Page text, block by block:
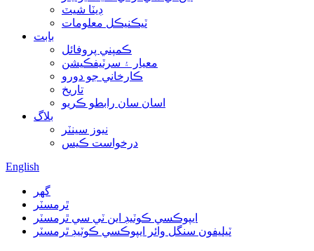
ڊيٽا شيٽ
ٽيڪنيڪل معلومات
بابت
ڪمپني پروفائل
معيار ۽ سرٽيفڪيشن
ڪارخاني جو دورو
تاريخ
اسان سان رابطو ڪريو
بلاگ
نيوز سينٽر
درخواست ڪيس
English
گھر
ٿرمسٽر
ايپوڪسي ڪوٽيڊ اين ٽي سي ٿرمسٽر
ٽيليفون سنگل وائر ايپوڪسي ڪوٽيڊ ٿرمسٽر